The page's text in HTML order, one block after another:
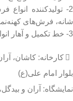
شانه، فرش‌های
3- خط تکمیل و آهار انواع فرش ماشینی
کارخانه: کاشان،
بلوار امام علی(ع)
نمایشگاه: آران و